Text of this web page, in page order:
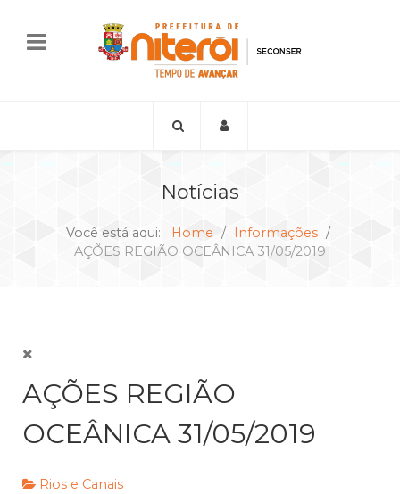
Notícias
Você está aqui: Home
Informações
AÇÕES REGIÃO OCEÂNICA 31/05/2019
AÇÕES REGIÃO
OCEÂNICA 31/05/2019
Rios e Canais